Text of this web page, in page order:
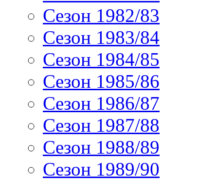
Сезон 1982/83
Сезон 1983/84
Сезон 1984/85
Сезон 1985/86
Сезон 1986/87
Сезон 1987/88
Сезон 1988/89
Сезон 1989/90